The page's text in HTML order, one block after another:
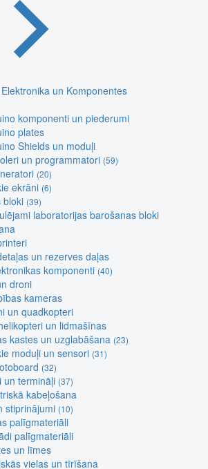
un Komponentes
komponenti un piederumi
plates
Shields un moduļi
un programmatori (59)
(20)
ekrāni (6)
bloki (39)
laboratorijas barošanas bloki
un rezerves daļas
komponenti (40)
droni
kameras
un quadkopteri
un lidmašīnas
kastes un uzglabāšana (23)
moduļi un sensori (31)
(32)
un termināļi (37)
kabeļošana
stiprinājumi (10)
palīgmateriāli
palīgmateriāli
un līmes
vielas un tīrīšana